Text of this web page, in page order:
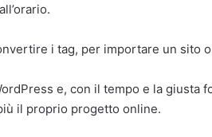
i tag, per importare un sito
e, con il tempo e la giusta
il proprio progetto online.